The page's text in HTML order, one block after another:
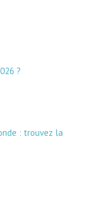
?
: trouvez la